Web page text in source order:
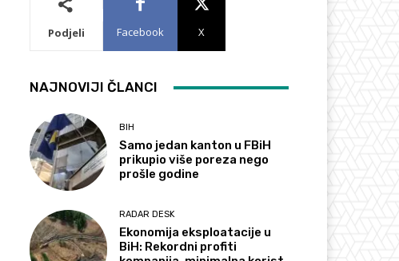
Podjeli Facebook X
NAJNOVIJI ČLANCI
BIH
Samo jedan kanton u FBiH
prikupio više poreza nego
prošle godine
RADAR DESK
Ekonomija eksploatacije u
BiH: Rekordni profiti